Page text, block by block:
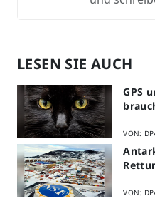
LESEN SIE AUCH
GPS
VON:
VON: